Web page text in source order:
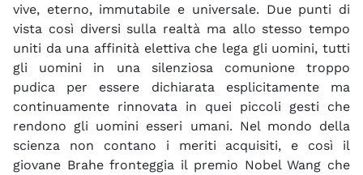
vive, eterno, immutabile e universale. Due punti di
vista così diversi sulla realtà ma allo stesso tempo
uniti da una affinità elettiva che lega gli uomini, tutti
gli uomini in una silenziosa comunione troppo
pudica per essere dichiarata esplicitamente ma
continuamente rinnovata in quei piccoli gesti che
rendono gli uomini esseri umani. Nel mondo della
scienza non contano i meriti acquisiti, e così il
giovane Brahe fronteggia il premio Nobel Wang che